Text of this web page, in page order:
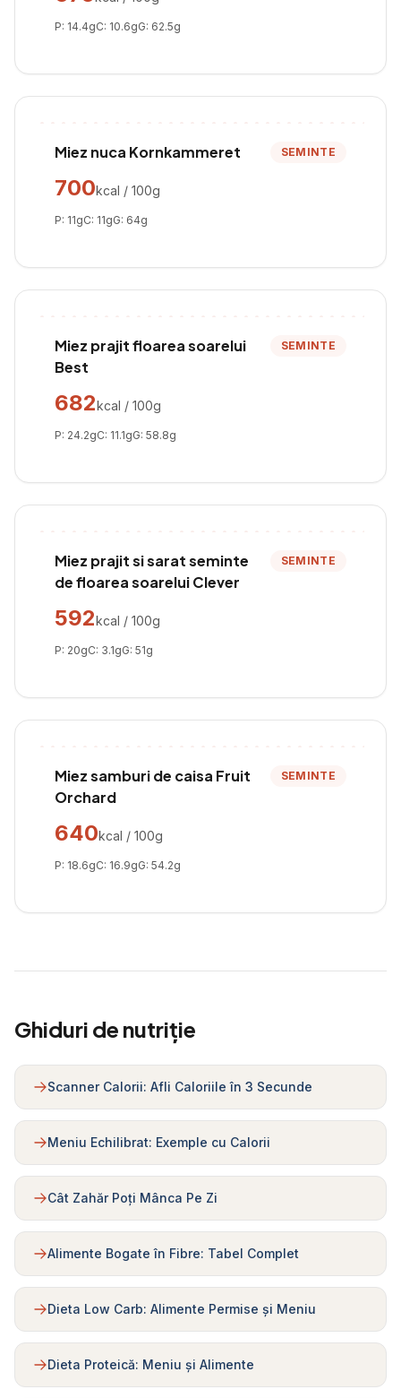
P: 14.4gC: 10.6gG: 62.5g
Miez nuca Kornkammeret SEMINTE
700kcal / 100g
P: 11gC: 11gG: 64g
Miez prajit floarea soarelui
Best
SEMINTE
682kcal / 100g
P: 24.2gC: 11.1gG: 58.8g
Miez prajit si sarat seminte
de floarea soarelui Clever
SEMINTE
592kcal / 100g
P: 20gC: 3.1gG: 51g
Miez samburi de caisa Fruit
Orchard
SEMINTE
640kcal / 100g
P: 18.6gC: 16.9gG: 54.2g
Ghiduri de nutriție
Scanner Calorii: Afli Caloriile în 3 Secunde
Meniu Echilibrat: Exemple cu Calorii
Cât Zahăr Poți Mânca Pe Zi
Alimente Bogate în Fibre: Tabel Complet
Dieta Low Carb: Alimente Permise și Meniu
Dieta Proteică: Meniu și Alimente